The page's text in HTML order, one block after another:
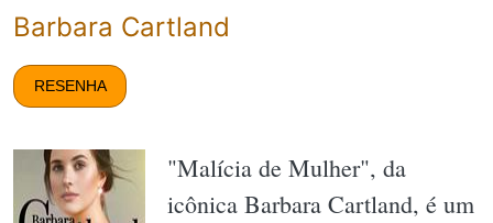
Barbara Cartland
RESENHA
"Malícia de Mulher", da
icônica Barbara Cartland, é um